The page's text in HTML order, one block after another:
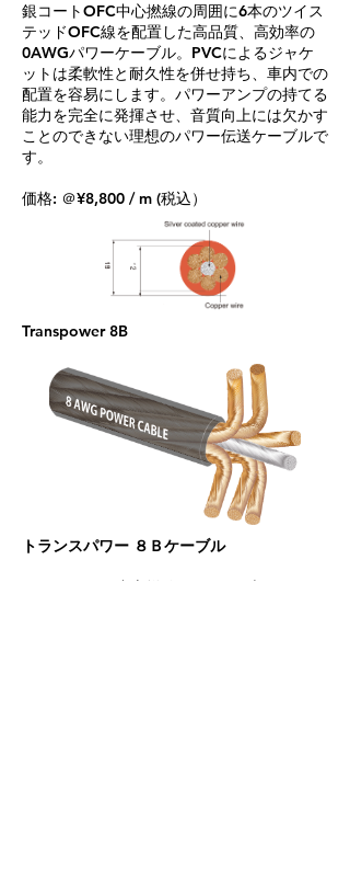
銀コートOFC中心撚線の周囲に6本のツイス
テッドOFC線を配置した高品質、高効率の
0AWGパワーケーブル。PVCによるジャケ
ットは柔軟性と耐久性を併せ持ち、車内での
配置を容易にします。パワーアンプの持てる
能力を完全に発揮させ、音質向上には欠かす
ことのできない理想のパワー伝送ケーブルで
す。
価格: ＠¥8,800 / m (税込）
Transpower 8B
トランスパワー ８Ｂケーブル
銀コートOFC中心撚線の周囲に6本のツイス